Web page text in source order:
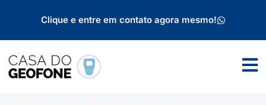
Clique e entre em contato agora mesmo!